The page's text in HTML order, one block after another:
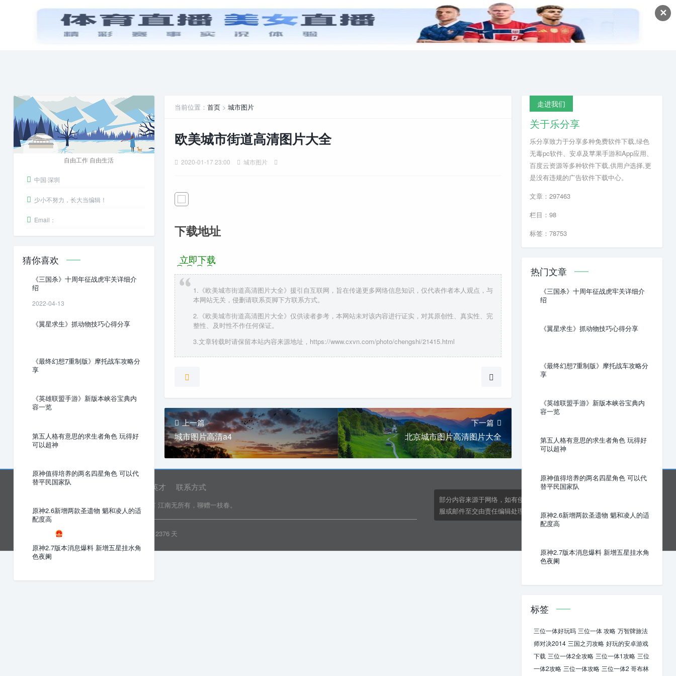
✕
PPT模板 娱乐八卦 安卓游戏 游戏攻略 电脑游戏
当前位置： 首页> 城市图片
欧美城市街道高清图片大全
2020-01-17 23:00 城市图片
下载地址
立即下载
1.《欧美城市街道高清图片大全》援引自互联网，旨在传递更多网络信息知识，仅代表作者本人观点，与
本网站无关，侵删请联系页脚下方联系方式。
2.《欧美城市街道高清图片大全》仅供读者参考，本网站未对该内容进行证实，对其原创性、真实性、完
整性、及时性不作任何保证。
3.文章转载时请保留本站内容来源地址，https://www.cxvn.com/photo/chengshi/21415.html
上一篇
城市图片高清a4
下一篇
北京城市图片高清图片大全
自由工作 自由生活
中国·深圳
少小不努力，长大当编辑！
Email：
猜你喜欢
《三国杀》十周年征战虎牢关详细介
绍
2022-04-13
《翼星求生》抓动物技巧心得分享
《最终幻想7重制版》摩托战车攻略分
享
《英雄联盟手游》新版本峡谷宝典内
容一览
第五人格有意思的求生者角色 玩得好
可以超神
原神值得培养的两名四星角色 可以代
替平民国家队
原神2.6新增两款圣遗物 魈和凌人的适
配度高
原神2.7版本消息爆料 新增五星挂水角
色夜阑
走进我们
关于乐分享
乐分享致力于分享多种免费软件下载,绿色
无毒pc软件、安卓及苹果手游和App应用、
百度云资源等多种软件下载,供用户选择,更
是没有违规的广告软件下载中心。
文章：297463
栏目：98
标签：78753
热门文章
《三国杀》十周年征战虎牢关详细介
绍
《翼星求生》抓动物技巧心得分享
《最终幻想7重制版》摩托战车攻略分
享
《英雄联盟手游》新版本峡谷宝典内
容一览
第五人格有意思的求生者角色 玩得好
可以超神
原神值得培养的两名四星角色 可以代
替平民国家队
原神2.6新增两款圣遗物 魈和凌人的适
配度高
原神2.7版本消息爆料 新增五星挂水角
色夜阑
标签
三位一体好玩吗 三位一体 攻略 万智牌旅法
师对决2014 三国之刃攻略 好玩的安卓游戏
下载 三位一体2全攻略 三位一体1攻略 三位
一体2攻略 三位一体攻略 三位一体2 哥布林
网站首页 诚聘英才 联系方式
Copyright © 2022 乐分享 版权所有 江南无所有，聊赠一枝春。
部分内容来源于网络，如有侵权或内容纠错请联系网站在线客
服或邮件至交由责任编辑处理。kens24dft@hotmail.com
2376 天